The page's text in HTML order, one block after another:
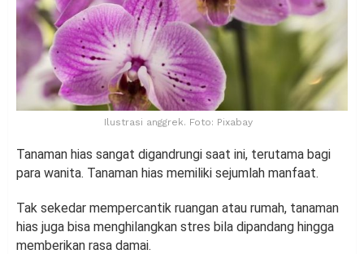
Ilustrasi anggrek. Foto: Pixabay
Tanaman hias sangat digandrungi saat ini, terutama bagi
para wanita. Tanaman hias memiliki sejumlah manfaat.
Tak sekedar mempercantik ruangan atau rumah, tanaman
hias juga bisa menghilangkan stres bila dipandang hingga
memberikan rasa damai.